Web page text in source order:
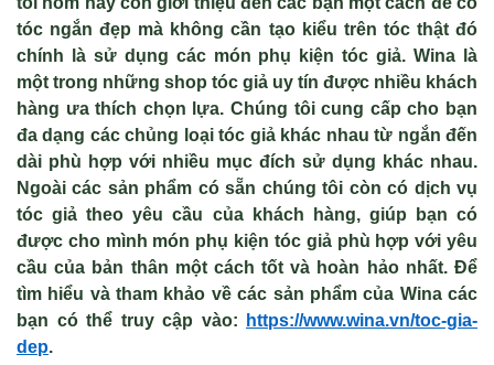
tóc ngắn đẹp mà không cần tạo kiểu trên tóc thật đó
chính là sử dụng các món phụ kiện tóc giả. Wina là
một trong những shop tóc giả uy tín được nhiều khách
hàng ưa thích chọn lựa. Chúng tôi cung cấp cho bạn
đa dạng các chủng loại tóc giả khác nhau từ ngắn đến
dài phù hợp với nhiều mục đích sử dụng khác nhau.
Ngoài các sản phẩm có sẵn chúng tôi còn có dịch vụ
tóc giả theo yêu cầu của khách hàng, giúp bạn có
được cho mình món phụ kiện tóc giả phù hợp với yêu
cầu của bản thân một cách tốt và hoàn hảo nhất. Để
tìm hiểu và tham khảo về các sản phẩm của Wina các
bạn có thể truy cập vào:
https://www.wina.vn/toc-gia-
dep.